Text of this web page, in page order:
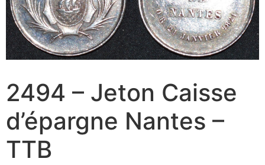
2494 – Jeton Caisse
d’épargne Nantes –
TTB